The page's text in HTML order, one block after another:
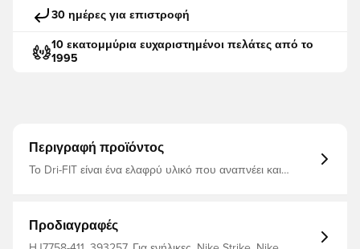
30 ημέρες για επιστροφή
10 εκατομμύρια ευχαριστημένοι πελάτες από το
1995
Περιγραφή προϊόντος
Το Dri-FIT είναι ένα ελαφρύ υλικό που αναπνέει και
έτσι ώστε το υλικό να αισθάνεται μαλακό και δυνατό
Λεπτή εφαρμογή Κατασκευασμένο από 100%
Προδιαγραφές